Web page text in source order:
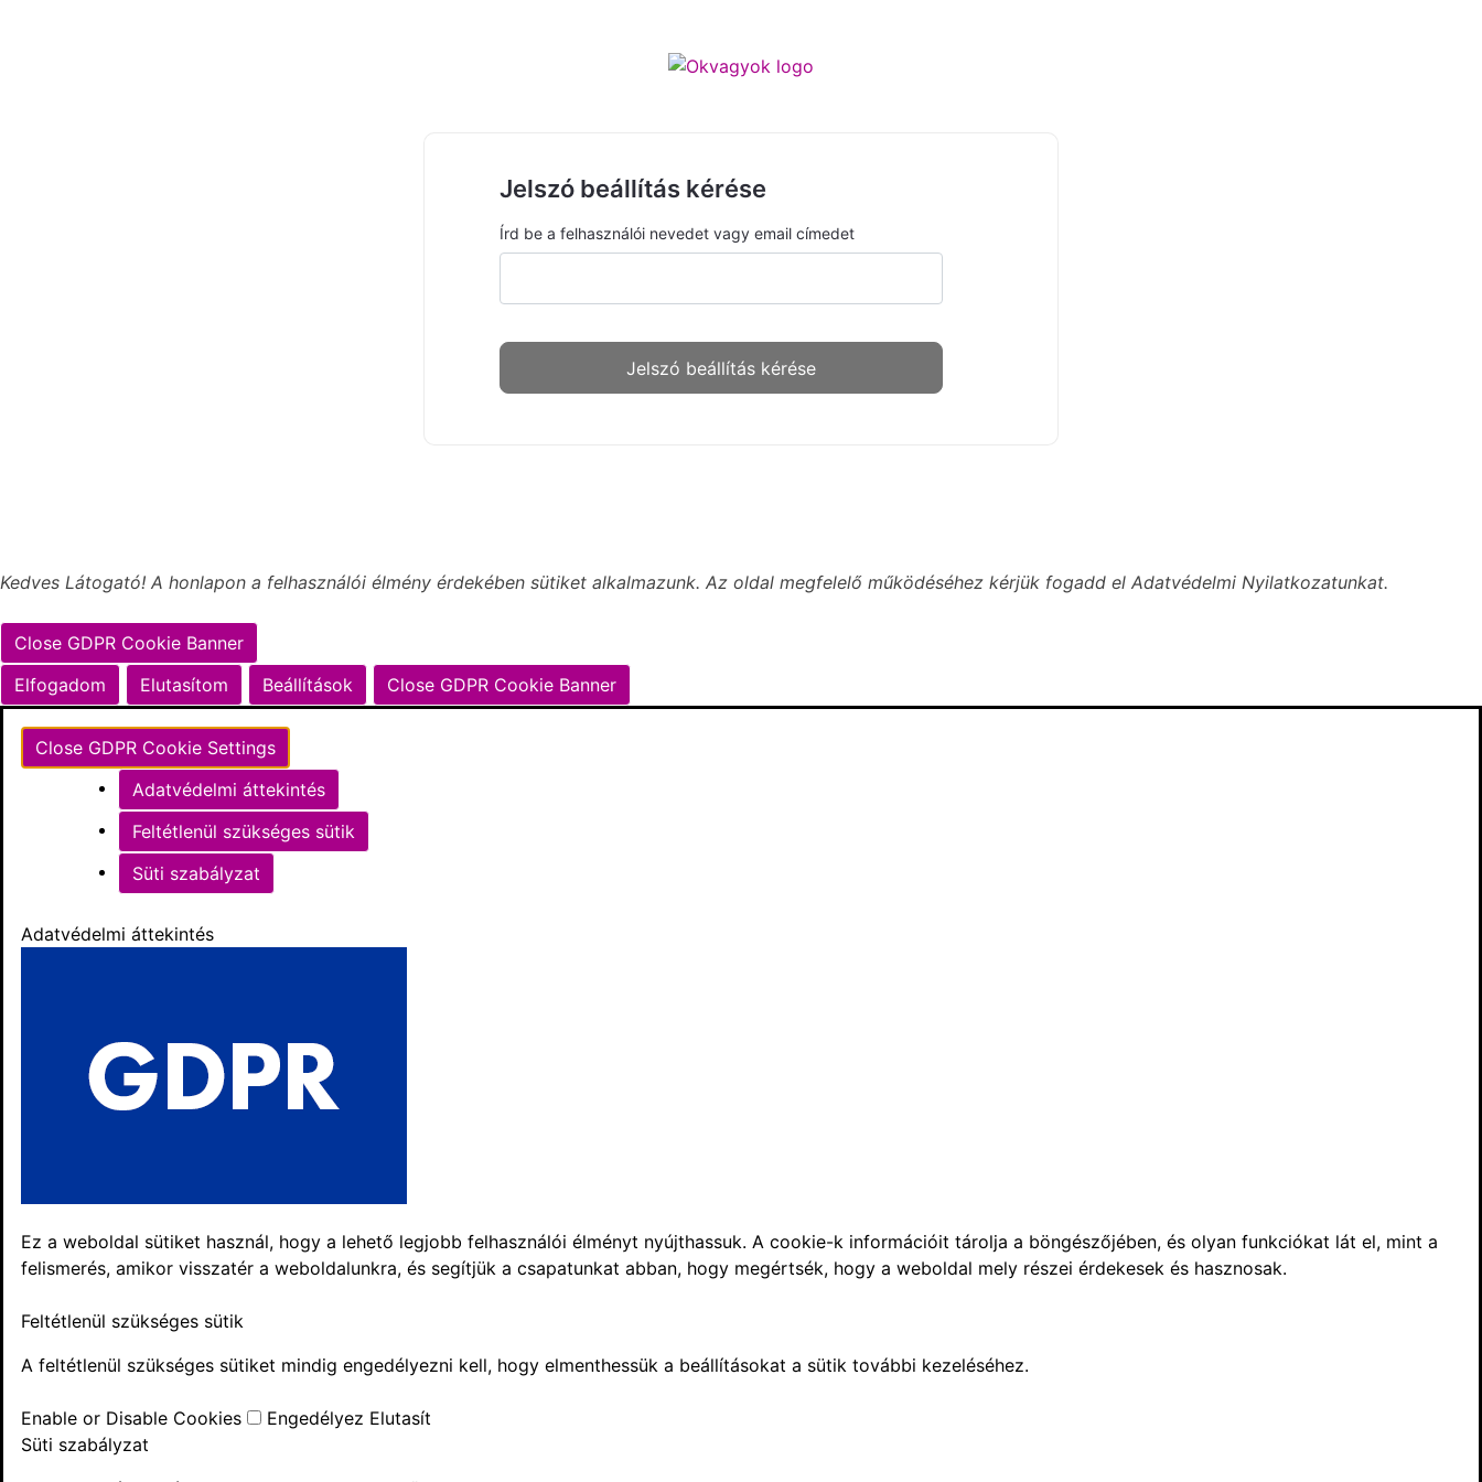
Jelszó beállítás kérése
Írd be a felhasználói nevedet vagy email címedet
Kedves Látogató! A honlapon a felhasználói élmény érdekében sütiket alkalmazunk. Az oldal megfelelő működéséhez kérjük fogadd el Adatvédelmi Nyilatkozatunkat.
Close GDPR Cookie Banner
Elfogadom
Elutasítom Beállítások Close GDPR Cookie Banner
Close GDPR Cookie Settings
Adatvédelmi áttekintés
Feltétlenül szükséges sütik
Süti szabályzat
Adatvédelmi áttekintés
Ez a weboldal sütiket használ, hogy a lehető legjobb felhasználói élményt nyújthassuk. A cookie-k információit tárolja a böngészőjében, és olyan funkciókat lát el, mint a
felismerés, amikor visszatér a weboldalunkra, és segítjük a csapatunkat abban, hogy megértsék, hogy a weboldal mely részei érdekesek és hasznosak.
Feltétlenül szükséges sütik
A feltétlenül szükséges sütiket mindig engedélyezni kell, hogy elmenthessük a beállításokat a sütik további kezeléséhez.
Enable or Disable Cookies Engedélyez Elutasít
Süti szabályzat